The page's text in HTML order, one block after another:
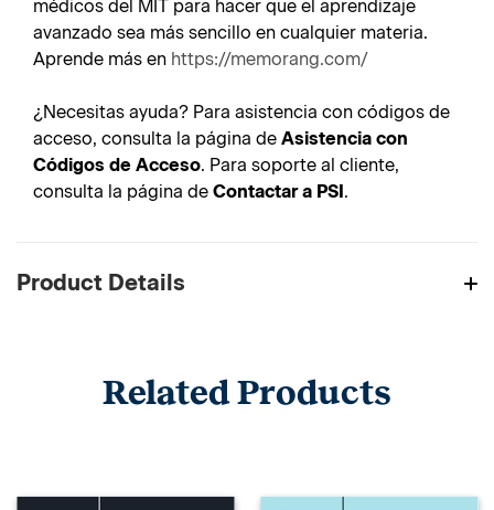
médicos del MIT para hacer que el aprendizaje
avanzado sea más sencillo en cualquier materia.
Aprende más en https://memorang.com/
¿Necesitas ayuda? Para asistencia con códigos de
acceso, consulta la página de Asistencia con
Códigos de Acceso. Para soporte al cliente,
consulta la página de Contactar a PSI.
Product Details
Related Products